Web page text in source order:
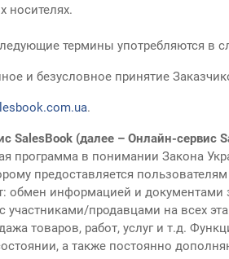
носителях.
термины употребляются в
и безусловное принятие
.
SalesBook (далее – Онлайн-сервис
программа в понимании Закона
предоставляется
обмен информацией и документами
участниками/продавцами на всех
товаров, работ, услуг и т.д.
а также постоянно